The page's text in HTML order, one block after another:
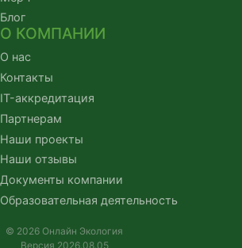
Блог
О КОМПАНИИ
О нас
Контакты
IT-аккредитация
Партнерам
Наши проекты
Наши отзывы
Документы компании
Образовательная деятельность
© 2026 Онлайн Экология
Версия 2026.08.05